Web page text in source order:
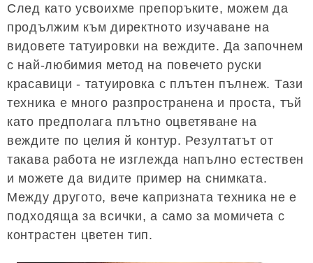
След като усвоихме препоръките, можем да
продължим към директното изучаване на
видовете татуировки на веждите. Да започнем
с най-любимия метод на повечето руски
красавици - татуировка с плътен пълнеж. Тази
техника е много разпространена и проста, тъй
като предполага плътно оцветяване на
веждите по целия й контур. Резултатът от
такава работа не изглежда напълно естествен
и можете да видите пример на снимката.
Между другото, вече капризната техника не е
подходяща за всички, а само за момичета с
контрастен цветен тип.